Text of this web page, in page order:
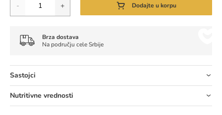
- + Dodajte u korpu
Brza dostava
Na području cele Srbije
Sastojci
Nutritivne vrednosti